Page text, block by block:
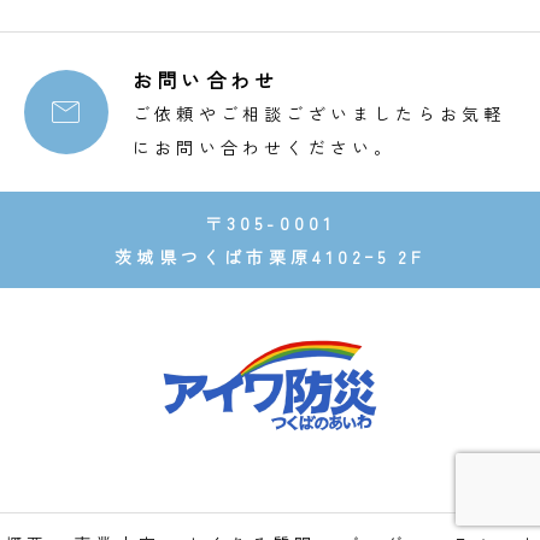

お問い合わせ
ご依頼やご相談ございましたらお気軽
にお問い合わせください。
〒305-0001
茨城県つくば市栗原4102ｰ5 2F